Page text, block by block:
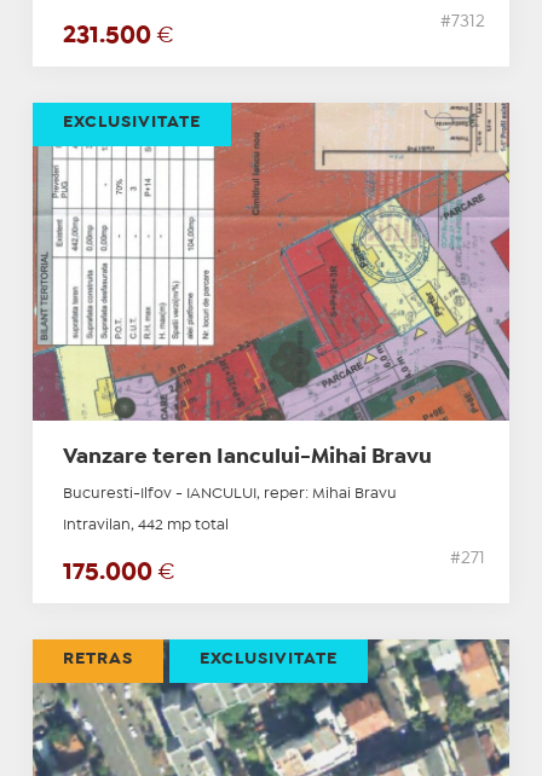
231.500 €
#7312
Vanzare teren Iancului-Mihai Bravu
Bucuresti-Ilfov - IANCULUI, reper: Mihai Bravu
Intravilan, 442 mp total
175.000 €
#271
EXCLUSIVITATE
RETRAS EXCLUSIVITATE